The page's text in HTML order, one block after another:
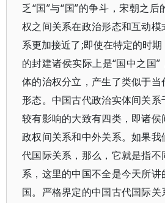
乏“国”与“国”的争斗，宋朝之
权之间关系在政治形态和互动
系更加接近了;即使在特定的时
的封建诸侯实际上是“国中之国
体的治权分立，产生了类似于
形态。中国古代政治实体间关系
较有影响的大致有四类，即诸侯
政权间关系和中外关系。如果
代国际关系，那么，它就是指
系，这里的中国不全是今天所讲
国。严格界定的中国古代国际关